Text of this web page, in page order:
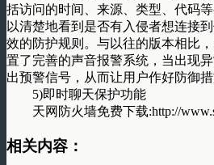
括访问的时间、来源、类型、代码
以清楚地看到是否有入侵者想连接
效的防护规则。与以往的版本相比
置了完善的声音报警系统，当出现
出预警信号，从而让用户作好防御措
5)即时聊天保护功能
天网防火墙免费下载:http://
相关内容：